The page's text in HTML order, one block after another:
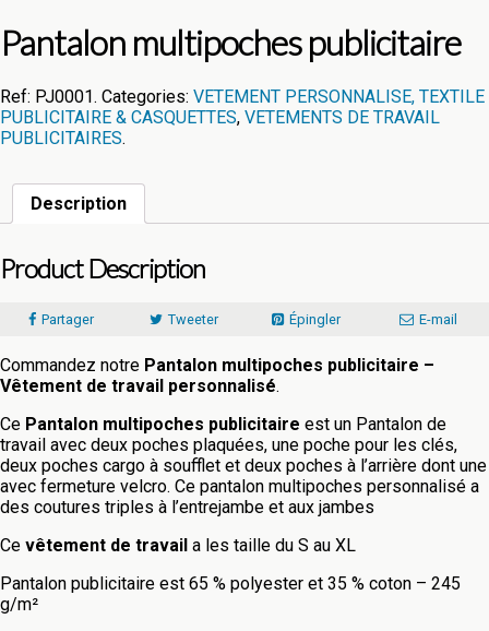
Pantalon multipoches publicitaire
Ref: PJ0001. Categories: VETEMENT PERSONNALISE, TEXTILE
PUBLICITAIRE & CASQUETTES, VETEMENTS DE TRAVAIL
PUBLICITAIRES.
Description
Product Description
Partager Tweeter Épingler E-mail
Commandez notre Pantalon multipoches publicitaire –
Vêtement de travail personnalisé.
Ce Pantalon multipoches publicitaire est un Pantalon de
travail avec deux poches plaquées, une poche pour les clés,
deux poches cargo à soufflet et deux poches à l’arrière dont une
avec fermeture velcro. Ce pantalon multipoches personnalisé a
des coutures triples à l’entrejambe et aux jambes
Ce vêtement de travail a les taille du S au XL
Pantalon publicitaire est 65 % polyester et 35 % coton – 245
g/m²